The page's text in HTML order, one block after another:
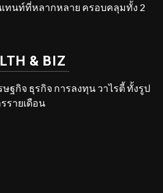
ทนท์ที่หลากหลาย ครอบคลุมทั้ง 2
& BIZ
ฐกิจ ธุรกิจ การลงทุน วาไรตี้ ทั้งรูป
รายเดือน